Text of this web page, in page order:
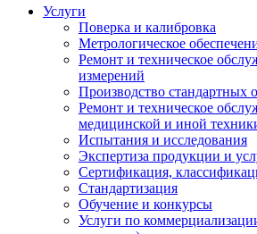
Услуги
Поверка и калибровка
Метрологическое
Ремонт и техническое
измерений
Производство стандартных
Ремонт и техническое
медицинской и иной
Испытания и исследования
Экспертиза продукции и
Сертификация,
Стандартизация
Обучение и конкурсы
Услуги по